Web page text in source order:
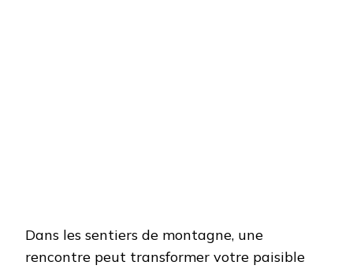
Dans les sentiers de montagne, une
rencontre peut transformer votre paisible